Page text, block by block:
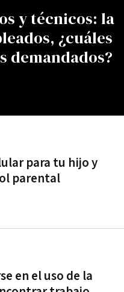
y técnicos: la
¿cuáles
demandados?
para tu hijo y
parental
en el uso de la